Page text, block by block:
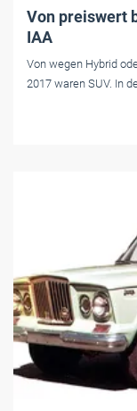
Von preiswert
IAA
Von wegen Hybrid
2017 waren SUV. In